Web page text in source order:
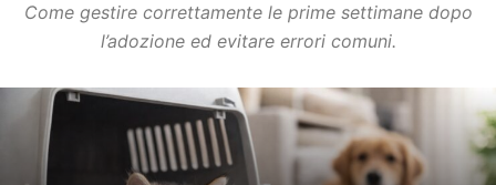
ROUTINE E “EDUCAZIONE”
Come gestire correttamente le prime settimane dopo
l’adozione ed evitare errori comuni.